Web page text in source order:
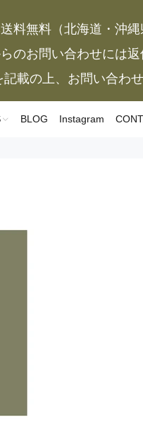
料無料（北海道・沖縄
のお問い合わせには
載の上、お問い合わ
BLOG Instagram